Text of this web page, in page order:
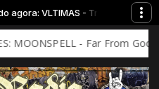
VLTIMAS - Truth and
- Far From God